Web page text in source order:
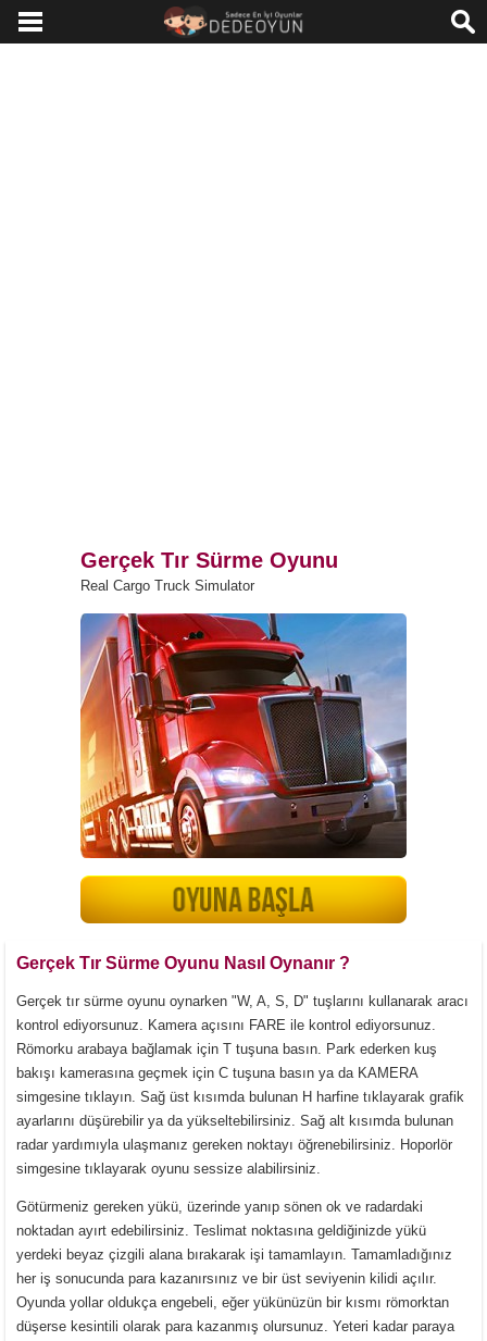
Gerçek Tır Sürme Oyunu
Real Cargo Truck Simulator
Gerçek Tır Sürme Oyunu Nasıl Oynanır ?
Gerçek tır sürme oyunu oynarken "W, A, S, D" tuşlarını kullanarak aracı
kontrol ediyorsunuz. Kamera açısını FARE ile kontrol ediyorsunuz.
Römorku arabaya bağlamak için T tuşuna basın. Park ederken kuş
bakışı kamerasına geçmek için C tuşuna basın ya da KAMERA
simgesine tıklayın. Sağ üst kısımda bulunan H harfine tıklayarak grafik
ayarlarını düşürebilir ya da yükseltebilirsiniz. Sağ alt kısımda bulunan
radar yardımıyla ulaşmanız gereken noktayı öğrenebilirsiniz. Hoporlör
simgesine tıklayarak oyunu sessize alabilirsiniz.
Götürmeniz gereken yükü, üzerinde yanıp sönen ok ve radardaki
noktadan ayırt edebilirsiniz. Teslimat noktasına geldiğinizde yükü
yerdeki beyaz çizgili alana bırakarak işi tamamlayın. Tamamladığınız
her iş sonucunda para kazanırsınız ve bir üst seviyenin kilidi açılır.
Oyunda yollar oldukça engebeli, eğer yükünüzün bir kısmı römorktan
düşerse kesintili olarak para kazanmış olursunuz. Yeteri kadar paraya